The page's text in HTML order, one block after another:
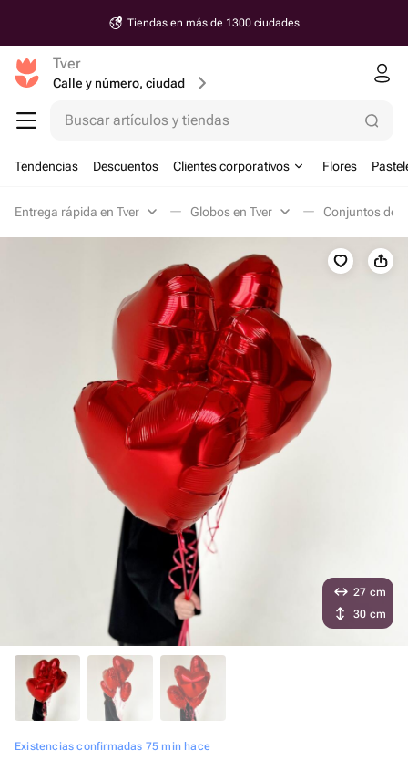
Tiendas en más de 1300 ciudades
Tver
Calle y número, ciudad
Buscar artículos y tiendas
Tendencias Descuentos Clientes corporativos Flores
Entrega rápida en Tver Globos en Tver Conjuntos de
Existencias confirmadas 75 min hace
27 cm
30 cm